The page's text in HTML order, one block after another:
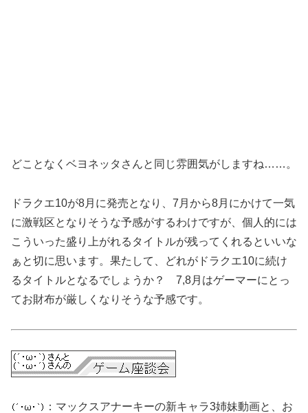
どことなくベヨネッタさんと同じ雰囲気がしますね……。
ドラクエ10が8月に発売となり、7月から8月にかけて一気
に激戦区となりそうな予感がするわけですが、個人的には
こういった盛り上がれるタイトルが残ってくれるといいな
ぁと切に思います。果たして、どれがドラクエ10に続け
るタイトルとなるでしょうか？ 7,8月はゲーマーにとっ
てお財布が厳しくなりそうな予感です。
：マックスアナーキーの新キャラ3姉妹動画と、お